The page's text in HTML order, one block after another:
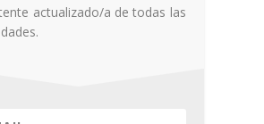
actualizado/a de todas las